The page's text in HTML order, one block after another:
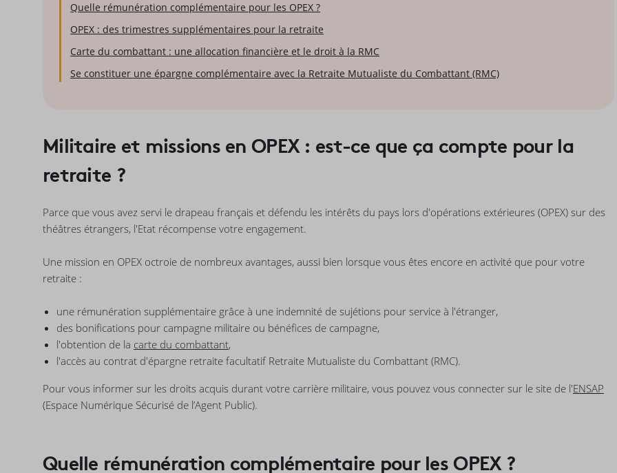
Quelle rémunération complémentaire pour les OPEX ?
OPEX : des trimestres supplémentaires pour la retraite
Carte du combattant : une allocation financière et le droit à la RMC
Se constituer une épargne complémentaire avec la Retraite Mutualiste du Combattant (RMC)
Militaire et missions en OPEX : est-ce que ça compte pour la
retraite ?
Parce que vous avez servi le drapeau français et défendu les intérêts du pays lors d'opérations extérieures (OPEX) sur des
théâtres étrangers, l'Etat récompense votre engagement.
Une mission en OPEX octroie de nombreux avantages, aussi bien lorsque vous êtes encore en activité que pour votre
retraite :
une rémunération supplémentaire grâce à une indemnité de sujétions pour service à l'étranger,
des bonifications pour campagne militaire ou bénéfices de campagne,
l'obtention de la carte du combattant,
l'accès au contrat d'épargne retraite facultatif Retraite Mutualiste du Combattant (RMC).
Pour vous informer sur les droits acquis durant votre carrière militaire, vous pouvez vous connecter sur le site de l'ENSAP
(Espace Numérique Sécurisé de l’Agent Public).
Quelle rémunération complémentaire pour les OPEX ?